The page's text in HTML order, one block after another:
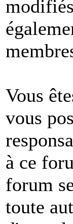
Vous
vous
à ce
forum
toute